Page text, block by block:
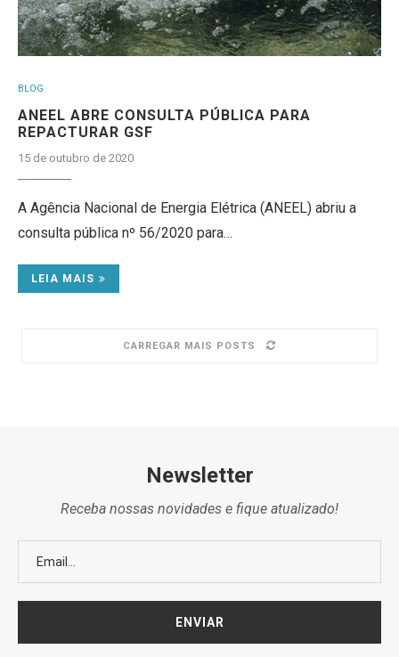
BLOG
ANEEL ABRE CONSULTA PÚBLICA PARA
REPACTURAR GSF
15 de outubro de 2020
A Agência Nacional de Energia Elétrica (ANEEL) abriu a
consulta pública nº 56/2020 para…
LEIA MAIS
CARREGAR MAIS POSTS
Newsletter
Receba nossas novidades e fique atualizado!